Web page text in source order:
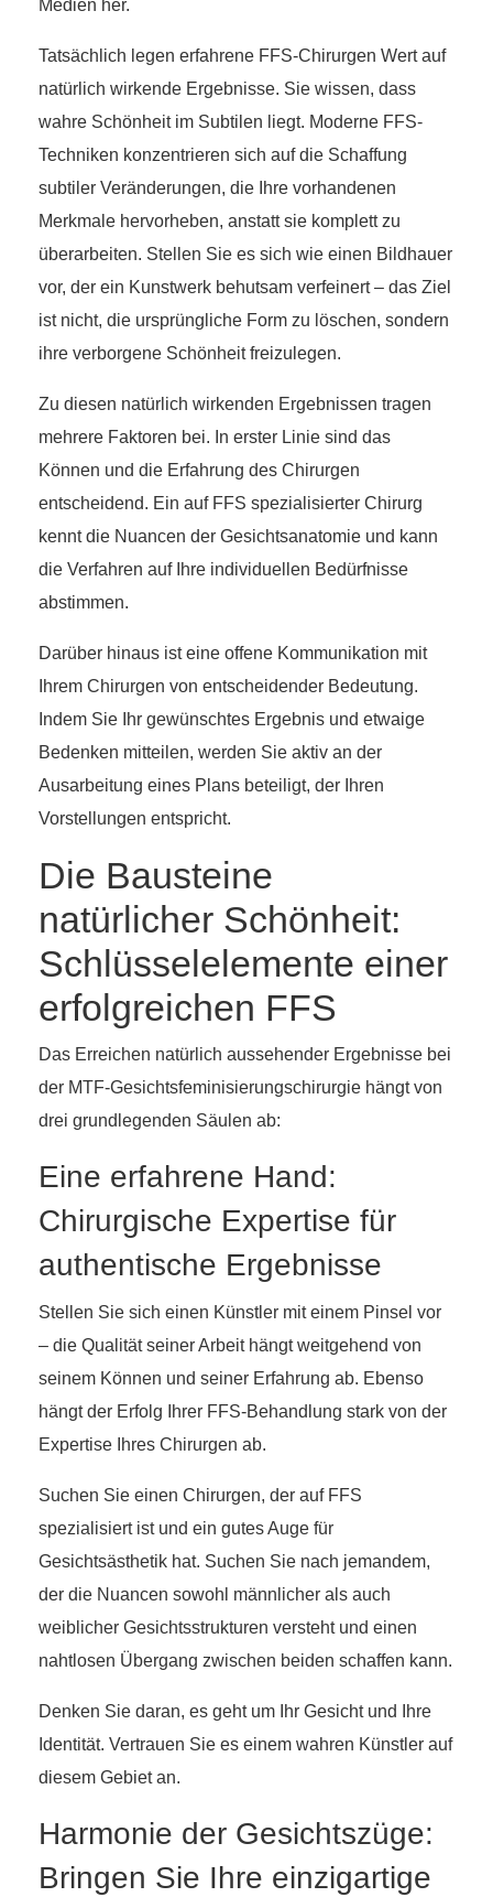
Medien her.
Tatsächlich legen erfahrene FFS-Chirurgen Wert auf
natürlich wirkende Ergebnisse. Sie wissen, dass
wahre Schönheit im Subtilen liegt. Moderne FFS-
Techniken konzentrieren sich auf die Schaffung
subtiler Veränderungen, die Ihre vorhandenen
Merkmale hervorheben, anstatt sie komplett zu
überarbeiten. Stellen Sie es sich wie einen Bildhauer
vor, der ein Kunstwerk behutsam verfeinert – das Ziel
ist nicht, die ursprüngliche Form zu löschen, sondern
ihre verborgene Schönheit freizulegen.
Zu diesen natürlich wirkenden Ergebnissen tragen
mehrere Faktoren bei. In erster Linie sind das
Können und die Erfahrung des Chirurgen
entscheidend. Ein auf FFS spezialisierter Chirurg
kennt die Nuancen der Gesichtsanatomie und kann
die Verfahren auf Ihre individuellen Bedürfnisse
abstimmen.
Darüber hinaus ist eine offene Kommunikation mit
Ihrem Chirurgen von entscheidender Bedeutung.
Indem Sie Ihr gewünschtes Ergebnis und etwaige
Bedenken mitteilen, werden Sie aktiv an der
Ausarbeitung eines Plans beteiligt, der Ihren
Vorstellungen entspricht.
Die Bausteine
natürlicher Schönheit:
Schlüsselelemente einer
erfolgreichen FFS
Das Erreichen natürlich aussehender Ergebnisse bei
der MTF-Gesichtsfeminisierungschirurgie hängt von
drei grundlegenden Säulen ab:
Eine erfahrene Hand:
Chirurgische Expertise für
authentische Ergebnisse
Stellen Sie sich einen Künstler mit einem Pinsel vor
– die Qualität seiner Arbeit hängt weitgehend von
seinem Können und seiner Erfahrung ab. Ebenso
hängt der Erfolg Ihrer FFS-Behandlung stark von der
Expertise Ihres Chirurgen ab.
Suchen Sie einen Chirurgen, der auf FFS
spezialisiert ist und ein gutes Auge für
Gesichtsästhetik hat. Suchen Sie nach jemandem,
der die Nuancen sowohl männlicher als auch
weiblicher Gesichtsstrukturen versteht und einen
nahtlosen Übergang zwischen beiden schaffen kann.
Denken Sie daran, es geht um Ihr Gesicht und Ihre
Identität. Vertrauen Sie es einem wahren Künstler auf
diesem Gebiet an.
Harmonie der Gesichtszüge:
Bringen Sie Ihre einzigartige